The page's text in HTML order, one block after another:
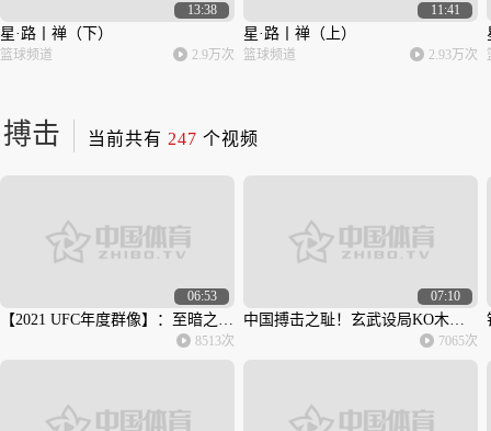
13:38
星·路丨禅（下）
篮球频道 2.9万次
11:41
星·路丨禅（上）
篮球频道 2.93万次
搏击 当前共有 247 个视频
06:53
【2021 UFC年度群像】：至暗之后，黎明之前
8513次
07:10
中国搏击之耻！玄武设局KO木村翔；UFC霸主遭网红击毙，真废物
7065次